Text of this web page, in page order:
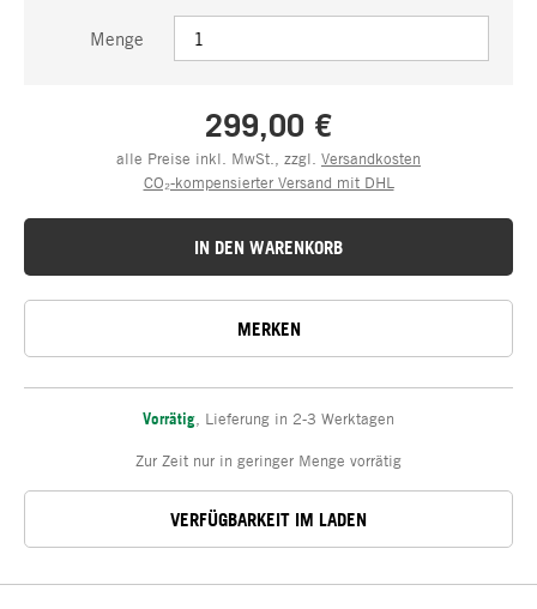
Menge
299,00 €
alle Preise inkl. MwSt., zzgl. Versandkosten
CO₂-kompensierter Versand mit DHL
IN DEN WARENKORB
MERKEN
Vorrätig Lieferung in 2-3 Werktagen
Zur Zeit nur in geringer Menge vorrätig
VERFÜGBARKEIT IM LADEN